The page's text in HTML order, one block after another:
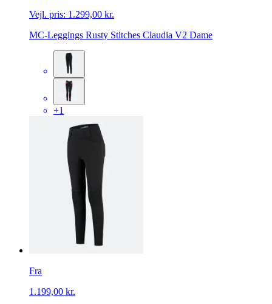
Vejl. pris: 1.299,00 kr.
MC-Leggings Rusty Stitches Claudia V2 Dame
+1
Fra
1.199,00 kr.